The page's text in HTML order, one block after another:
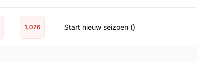
1,076 Start nieuw seizoen ()